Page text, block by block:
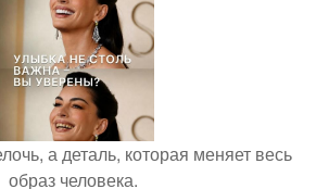
а деталь, которая меняет весь
образ человека.